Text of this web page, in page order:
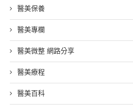
醫美保養
醫美專欄
醫美微整 網路分享
醫美療程
醫美百科